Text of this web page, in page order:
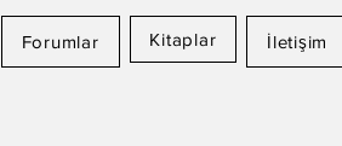
Forumlar Kitaplar İletişim